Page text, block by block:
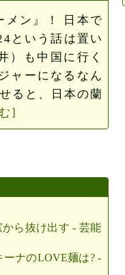
メン』！ 日本で
という話は置い
）も中国に行く
ャーになるなん
ると、日本の蘭
]
ら抜け出す - 芸能
ナのLOVE麺は? -